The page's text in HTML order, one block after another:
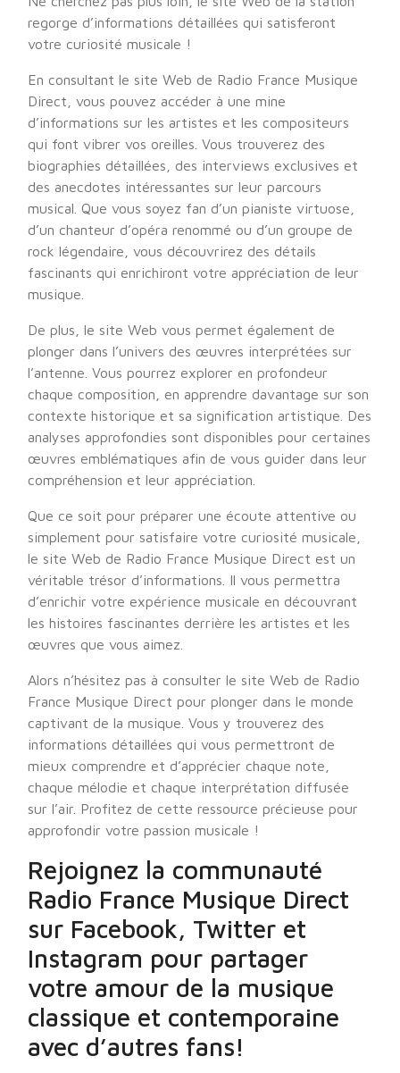
regorge d’informations détaillées qui satisferont
votre curiosité musicale !
En consultant le site Web de Radio France Musique
Direct, vous pouvez accéder à une mine
d’informations sur les artistes et les compositeurs
qui font vibrer vos oreilles. Vous trouverez des
biographies détaillées, des interviews exclusives et
des anecdotes intéressantes sur leur parcours
musical. Que vous soyez fan d’un pianiste virtuose,
d’un chanteur d’opéra renommé ou d’un groupe de
rock légendaire, vous découvrirez des détails
fascinants qui enrichiront votre appréciation de leur
musique.
De plus, le site Web vous permet également de
plonger dans l’univers des œuvres interprétées sur
l’antenne. Vous pourrez explorer en profondeur
chaque composition, en apprendre davantage sur son
contexte historique et sa signification artistique. Des
analyses approfondies sont disponibles pour certaines
œuvres emblématiques afin de vous guider dans leur
compréhension et leur appréciation.
Que ce soit pour préparer une écoute attentive ou
simplement pour satisfaire votre curiosité musicale,
le site Web de Radio France Musique Direct est un
véritable trésor d’informations. Il vous permettra
d’enrichir votre expérience musicale en découvrant
les histoires fascinantes derrière les artistes et les
œuvres que vous aimez.
Alors n’hésitez pas à consulter le site Web de Radio
France Musique Direct pour plonger dans le monde
captivant de la musique. Vous y trouverez des
informations détaillées qui vous permettront de
mieux comprendre et d’apprécier chaque note,
chaque mélodie et chaque interprétation diffusée
sur l’air. Profitez de cette ressource précieuse pour
approfondir votre passion musicale !
Rejoignez la communauté
Radio France Musique Direct
sur Facebook, Twitter et
Instagram pour partager
votre amour de la musique
classique et contemporaine
avec d’autres fans!